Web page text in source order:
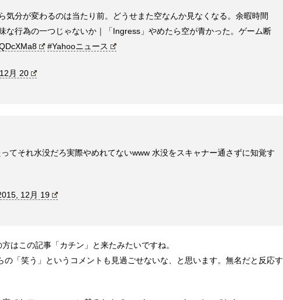
気分が変わるのは当たり前。どうせまた空なんか見なくなる。余暇時間
な行為の一つじゃないか｜「Ingress」やめたら空が青かった。ゲーム断
#Yahooニュース
月 20
てそれ水没だろ実際やめれてないwww 水没をスキャナー通さずに知覚す
12月 19
はこの記事「カチン」と来たみたいですね。
の「笑う」というコメントも見過ごせないな、と思います。無名だと反応す